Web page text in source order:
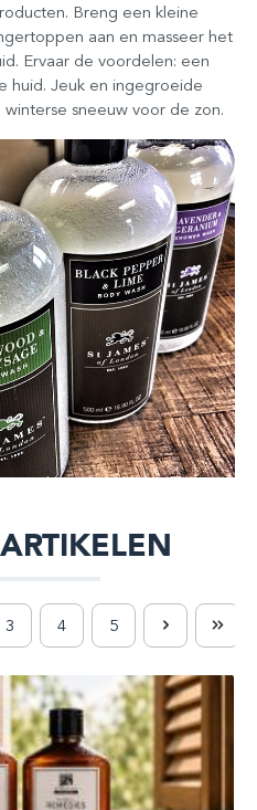
Breng een kleine
aan en masseer het
Ervaar de voordelen: een
huid. Jeuk en ingegroeide
sneeuw voor de zon.
3 4 5